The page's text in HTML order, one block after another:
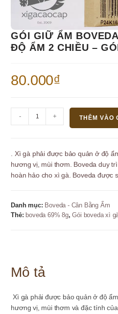
GÓI GIỮ ẨM
ĐỘ ẨM 2 CHIỀU –
80.000₫
Giữ
69%
Kiểm
soát
2
số
- + THÊM VÀO
. Xì gà phải được bảo quản ở độ
hương vị, mùi thơm. Boveda duy
hoàn hảo cho xì gà. Boveda được
Danh mục: Boveda - Cân Bằng Ẩm
Thẻ: boveda 69% 8g,Gói boveda xì
Mô tả
Xì gà phải được bảo quản ở độ
hương vị, mùi thơm và đặc tính